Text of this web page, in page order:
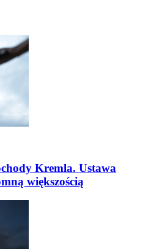
Kremla. Ustawa
większością